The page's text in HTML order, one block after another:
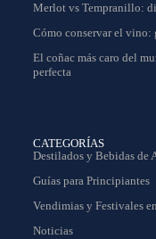
Merlot vs Tempranillo:
Cómo conservar el vino:
El coñac más caro del
perfecta
CATEGORÍAS
Destilados y Bebidas de
Guías para Principiantes
Vendimias y Festivales
Noticias